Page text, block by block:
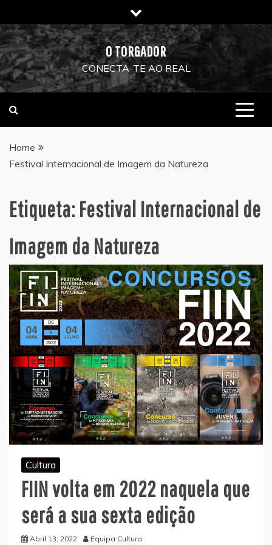
to
content
O TORGADOR
CONECTA-TE AO REAL
Home
Festival Internacional de Imagem da Natureza
Etiqueta:Festival Internacional de
Imagem da Natureza
Cultura
FIIN volta em 2022 naquela que
será a sua sexta edição
Abril 13, 2022 Equipa Cultura